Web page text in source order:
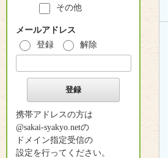
その他
メールアドレス
登録
解除
携帯アドレスの方は
@sakai-syakyo.netの
ドメイン指定受信の
設定を行ってください。